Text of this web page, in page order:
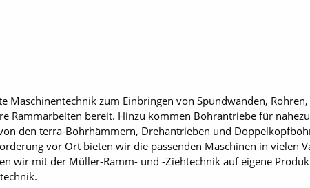
Maschinentechnik zum Einbringen von Spundwänden,
Rammarbeiten bereit. Hinzu kommen Bohrantriebe für
den terra-Bohrhämmern, Drehantrieben und
vor Ort bieten wir die passenden Maschinen in vielen
wir mit der Müller-Ramm- und -Ziehtechnik auf eigene